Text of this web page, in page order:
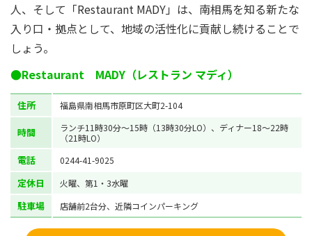
人、そして「Restaurant MADY」は、南相馬を知る新たな
入り口・拠点として、地域の活性化に貢献し続けることで
しょう。
●Restaurant MADY（レストラン マディ）
住所 福島県南相馬市原町区大町2-104
時間
ランチ11時30分～15時（13時30分LO）、ディナー18～22時
（21時LO）
電話 0244-41-9025
定休日 火曜、第1・3水曜
駐車場 店舗前2台分、近隣コインパーキング